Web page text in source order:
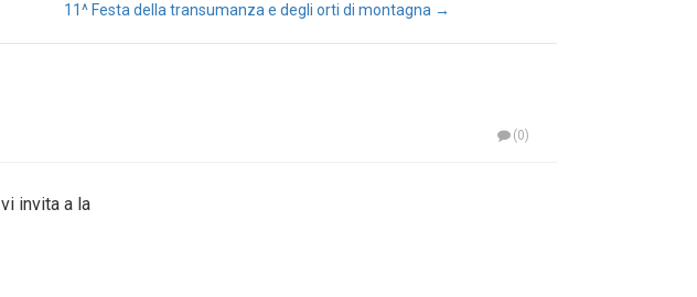
11^ Festa della transumanza e degli orti di montagna →
(0)
invita a la